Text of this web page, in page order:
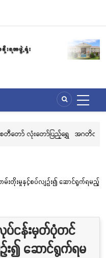
ပြည့်ရွှေ အဂတိလိုက်စားမှုတိုက်ဖျက်ရေ
တိုးမှုနှင့်စပ်လျဉ်း၍ ဆောင်ရွက်ရမည့်
ငန်းမှတ်ပုံတင်
း၍ ဆောင်ရွက်ရမ